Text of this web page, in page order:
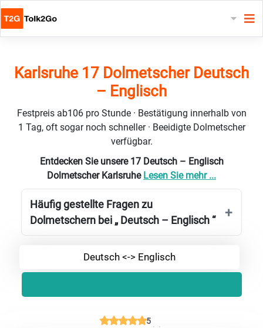
Karlsruhe 17 Dolmetscher Deutsch
– Englisch
Festpreis ab106 pro Stunde · Bestätigung innerhalb von
1 Tag, oft sogar noch schneller · Beeidigte Dolmetscher
verfügbar.
Entdecken Sie unsere 17 Deutsch – Englisch
Dolmetscher Karlsruhe Lesen Sie mehr ...
Häufig gestellte Fragen zu
Dolmetschern bei „ Deutsch – Englisch “
Deutsch <-> Englisch
5